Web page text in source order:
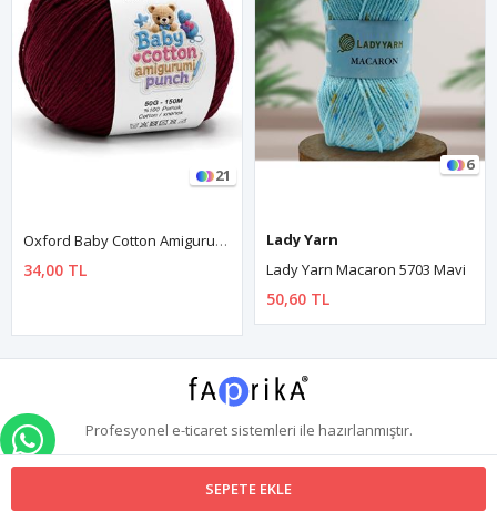
SEPETE EKLE
21
Oxford Baby Cotton Amigurumi Punch 50 Gr 150 M No:080 Bordo
34,00 TL
6
Lady Yarn
Lady Yarn Macaron 5703 Mavi
50,60 TL
Profesyonel e-ticaretsistemleri ile hazırlanmıştır.
WHATSAPP İLE SİPARİŞ VER